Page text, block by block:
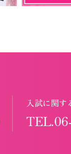
入試に関す